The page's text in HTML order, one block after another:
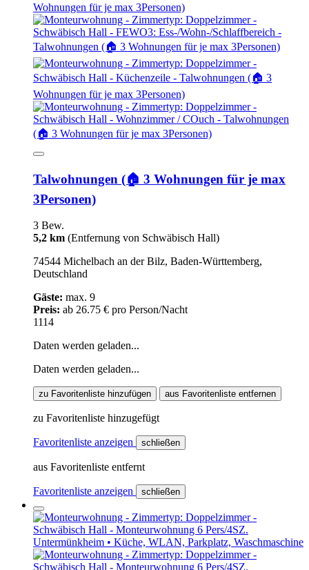
Talwohnungen (🏠 3 Wohnungen für je max
3Personen)
3 Bew.
5,2 km (Entfernung von Schwäbisch Hall)
74544 Michelbach an der Bilz, Baden-Württemberg,
Deutschland
Gäste: max. 9
Preis: ab 26.75 € pro Person/Nacht
1114
Daten werden geladen...
Daten werden geladen...
zu Favoritenliste hinzufügen aus Favoritenliste entfernen
zu Favoritenliste hinzugefügt
Favoritenliste anzeigen schließen
aus Favoritenliste entfernt
Favoritenliste anzeigen schließen